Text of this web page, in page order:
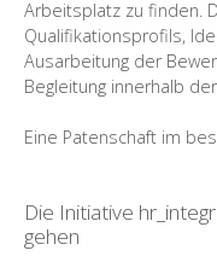
Arbeitsplatz zu finden.
Qualifikationsprofils,
Ausarbeitung der
Begleitung innerhalb
Eine Patenschaft im
Die Initiative
gehen